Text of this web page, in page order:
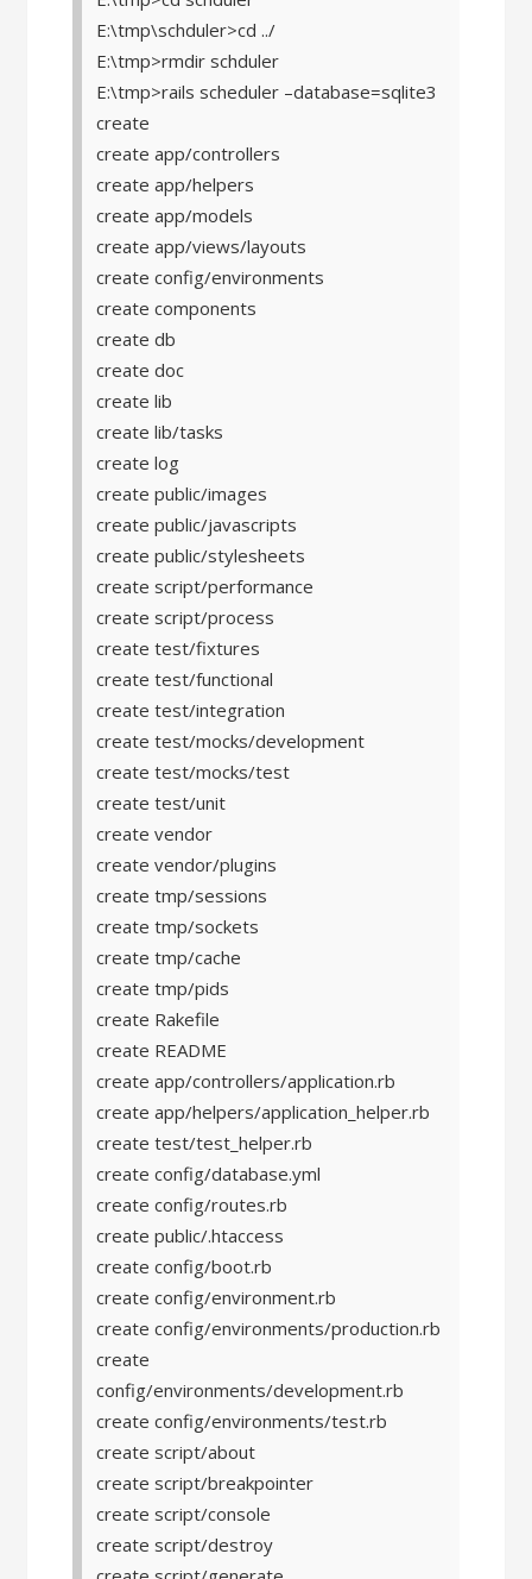
E:\tmp\schduler>cd ../
E:\tmp>rmdir schduler
E:\tmp>rails scheduler –database=sqlite3
create
create app/controllers
create app/helpers
create app/models
create app/views/layouts
create config/environments
create components
create db
create doc
create lib
create lib/tasks
create log
create public/images
create public/javascripts
create public/stylesheets
create script/performance
create script/process
create test/fixtures
create test/functional
create test/integration
create test/mocks/development
create test/mocks/test
create test/unit
create vendor
create vendor/plugins
create tmp/sessions
create tmp/sockets
create tmp/cache
create tmp/pids
create Rakefile
create README
create app/controllers/application.rb
create app/helpers/application_helper.rb
create test/test_helper.rb
create config/database.yml
create config/routes.rb
create public/.htaccess
create config/boot.rb
create config/environment.rb
create config/environments/production.rb
create
config/environments/development.rb
create config/environments/test.rb
create script/about
create script/breakpointer
create script/console
create script/destroy